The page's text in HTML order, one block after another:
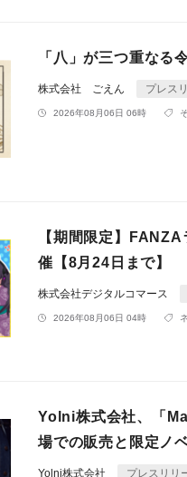
「八」が三つ重なる
株式会社 ごえん プレス
2026年08月06日 06時
【期間限定】
催【8月24日まで】
株式会社デジタルコマース
2026年08月06日 04時
Yolni株式会社、「
場での販売と限定ノ
Yolni株式会社 プレスリリ